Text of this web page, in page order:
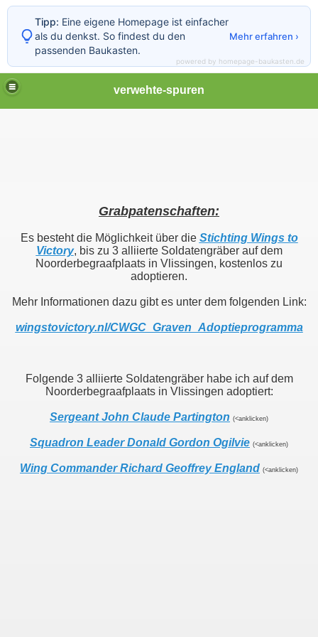
verwehte-spuren
Grabpatenschaften:
Es besteht die Möglichkeit über die Stichting Wings to
Victory, bis zu 3 alliierte Soldatengräber auf dem
Noorderbegraafplaats in Vlissingen, kostenlos zu
adoptieren.
Mehr Informationen dazu gibt es unter dem folgenden Link:
wingstovictory.nl/CWGC_Graven_Adoptieprogramma
Folgende 3 alliierte Soldatengräber habe ich auf dem
Noorderbegraafplaats in Vlissingen adoptiert:
Sergeant John Claude Partington (<anklicken)
Squadron Leader Donald Gordon Ogilvie (<anklicken)
Wing Commander Richard Geoffrey England (<anklicken)
Tipp: Eine eigene Homepage ist einfacher
als du denkst. So findest du den
passenden Baukasten.
Mehr erfahren ›
powered by homepage-baukasten.de